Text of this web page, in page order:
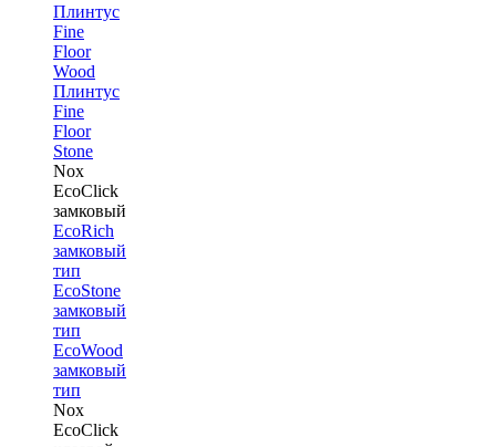
Плинтус
Fine
Floor
Wood
Плинтус
Fine
Floor
Stone
Nox
EcoClick
замковый
EcoRich
замковый
тип
EcoStone
замковый
тип
EcoWood
замковый
тип
Nox
EcoClick